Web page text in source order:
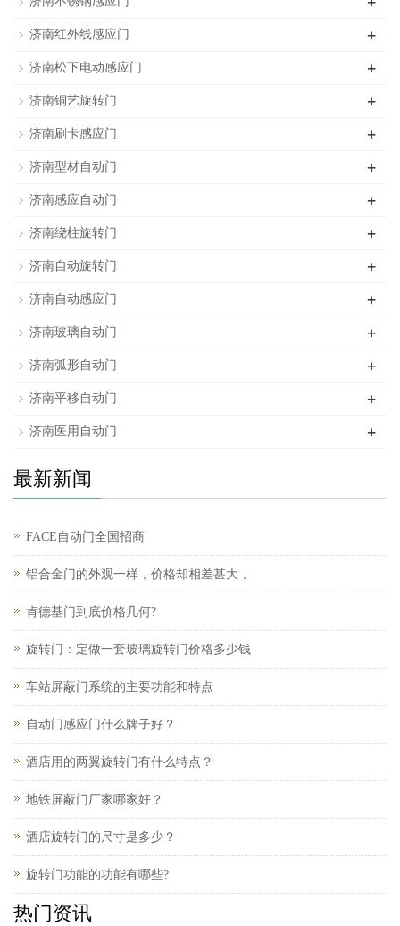
济南红外线感应门 +
济南松下电动感应门 +
济南铜艺旋转门 +
济南刷卡感应门 +
济南型材自动门 +
济南感应自动门 +
济南绕柱旋转门 +
济南自动旋转门 +
济南自动感应门 +
济南玻璃自动门 +
济南弧形自动门 +
济南平移自动门 +
济南医用自动门 +
最新新闻
FACE自动门全国招商
铝合金门的外观一样，价格却相差甚大，
肯德基门到底价格几何?
旋转门：定做一套玻璃旋转门价格多少钱
车站屏蔽门系统的主要功能和特点
自动门感应门什么牌子好？
酒店用的两翼旋转门有什么特点？
地铁屏蔽门厂家哪家好？
酒店旋转门的尺寸是多少？
旋转门功能的功能有哪些?
热门资讯